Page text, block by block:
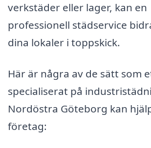
verkstäder eller lager, kan en
professionell städservice
dina lokaler i toppskick.
Här är några av de sätt som
specialiserat på
Nordöstra Göteborg kan
företag: